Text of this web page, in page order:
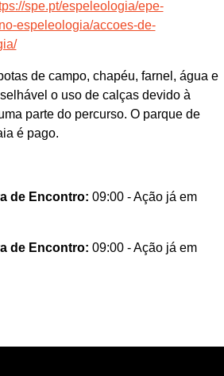
spe.pt/espeleologia/epe-
espeleologia/accoes-de-
de campo, chapéu, farnel, água e
o uso de calças devido à
parte do percurso. O parque de
é pago.
de Encontro: 09:00 - Ação já em
de Encontro: 09:00 - Ação já em